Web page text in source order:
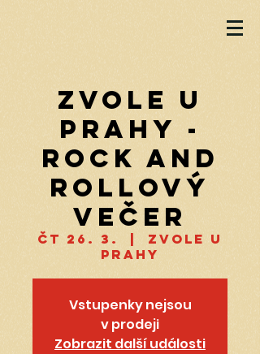
Zvole u
Prahy -
Rock and
rollový
večer
čt 26. 3.
Zvole u
Prahy
Vstupenky nejsou
v prodeji
Zobrazit další události